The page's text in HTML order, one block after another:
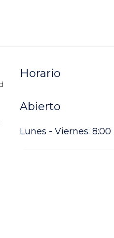
Horario
Abierto
Lunes - Viernes: 8:00